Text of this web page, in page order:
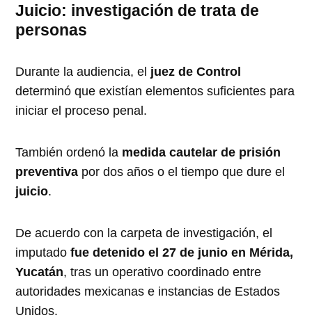
Juicio: investigación de trata de
personas
Durante la audiencia, el juez de Control
determinó que existían elementos suficientes para
iniciar el proceso penal.
También ordenó la medida cautelar de prisión
preventiva por dos años o el tiempo que dure el
juicio.
De acuerdo con la carpeta de investigación, el
imputado fue detenido el 27 de junio en Mérida,
Yucatán, tras un operativo coordinado entre
autoridades mexicanas e instancias de Estados
Unidos.